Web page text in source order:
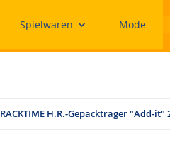
Spielwaren Mode
RACKTIME H.R.-Gepäckträger "Add-